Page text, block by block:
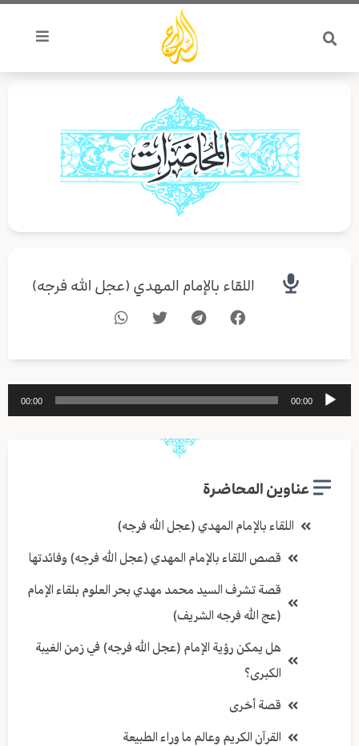
تخطي
المحتوى
اللقاء بالإمام المهدي (عجل الله فرجه)
مشغل
الصوت
00:00
00:00
عناوين المحاضرة
اللقاء بالإمام المهدي (عجل الله فرجه)
قصص اللقاء بالإمام المهدي (عجل الله فرجه) وفائدتها
قصة تشرف السيد محمد مهدي بحر العلوم بلقاء الإمام
(عج الله فرجه الشريف)
هل يمكن رؤية الإمام (عجل الله فرجه) في زمن الغيبة
الكبرى؟
قصة أخرى
القرآن الكريم وعالم ما وراء الطبيعة